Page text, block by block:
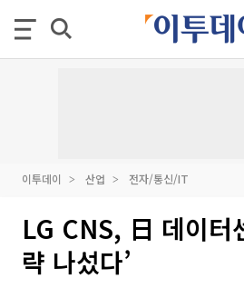
이투데이 산업 전자/통신/IT
LG CNS, 日 데이터
략 나섰다’